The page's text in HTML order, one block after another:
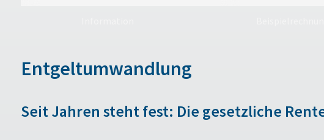
Entgeltumwandlung
Seit Jahren steht fest: Die gesetzliche